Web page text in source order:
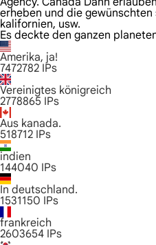
erheben und die
kalifornien, usw.
Es deckte den ganzen
Amerika, ja!
7472782 IPs
Vereinigtes königreich
2778865 IPs
Aus kanada.
518712 IPs
indien
144040 IPs
In deutschland.
1531150 IPs
frankreich
2603654 IPs